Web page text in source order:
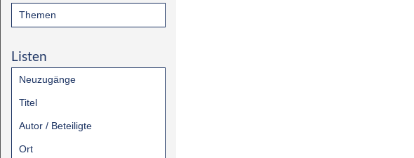
Themen
Listen
Neuzugänge
Titel
Autor / Beteiligte
Ort